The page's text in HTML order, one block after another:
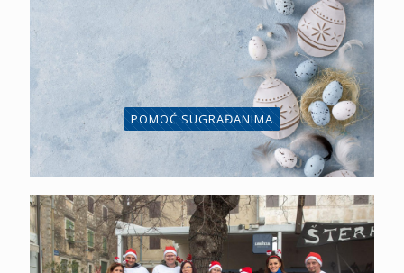
POMOĆ SUGRAĐANIMA